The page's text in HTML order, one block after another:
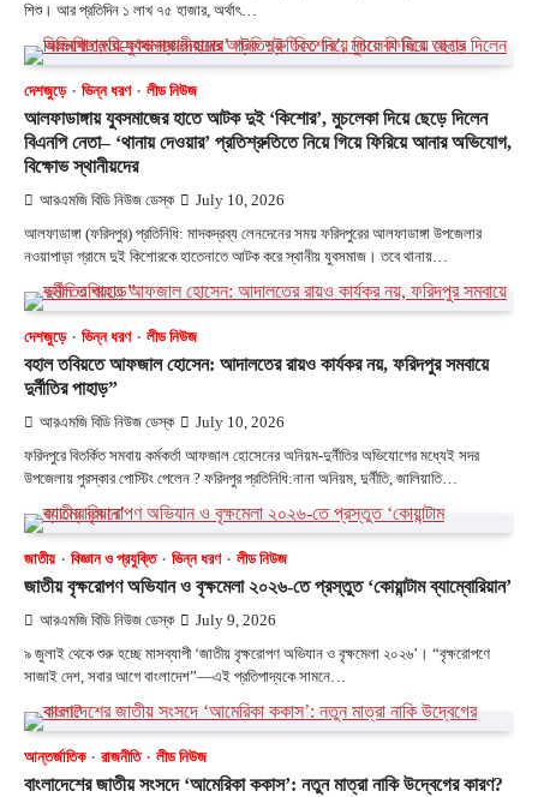
শিশু। আর প্রতিদিন ১ লাখ ৭৫ হাজার, অর্থাৎ…
দেশজুড়ে ভিন্ন ধরণ লীড নিউজ
আলফাডাঙ্গায় যুবসমাজের হাতে আটক দুই ‘কিশোর’, মুচলেকা দিয়ে ছেড়ে দিলেন
বিএনপি নেতা– ‘থানায় দেওয়ার’ প্রতিশ্রুতিতে নিয়ে গিয়ে ফিরিয়ে আনার অভিযোগ,
বিক্ষোভ স্থানীয়দের
আরএমজি বিডি নিউজ ডেস্ক July 10, 2026
আলফাডাঙ্গা (ফরিদপুর) প্রতিনিধি: মাদকদ্রব্য লেনদেনের সময় ফরিদপুরের আলফাডাঙ্গা উপজেলার
নওয়াপাড়া গ্রামে দুই কিশোরকে হাতেনাতে আটক করে স্থানীয় যুবসমাজ। তবে থানায়…
দেশজুড়ে ভিন্ন ধরণ লীড নিউজ
বহাল তবিয়তে আফজাল হোসেন: আদালতের রায়ও কার্যকর নয়, ফরিদপুর সমবায়ে
দুর্নীতির পাহাড়”
আরএমজি বিডি নিউজ ডেস্ক July 10, 2026
ফরিদপুরে বিতর্কিত সমবায় কর্মকর্তা আফজাল হোসেনের অনিয়ম-দুর্নীতির অভিযোগের মধ্যেই সদর
উপজেলায় পুরস্কার পোস্টিং পেলেন ? ফরিদপুর প্রতিনিধি:নানা অনিয়ম, দুর্নীতি, জালিয়াতি…
জাতীয় বিজ্ঞান ও প্রযুক্তি ভিন্ন ধরণ লীড নিউজ
জাতীয় বৃক্ষরোপণ অভিযান ও বৃক্ষমেলা ২০২৬-তে প্রস্তুত ‘কোয়ান্টাম ব্যাম্বোরিয়ান’
আরএমজি বিডি নিউজ ডেস্ক July 9, 2026
৯ জুলাই থেকে শুরু হচ্ছে মাসব্যাপী ‘জাতীয় বৃক্ষরোপণ অভিযান ও বৃক্ষমেলা ২০২৬’। “বৃক্ষরোপণে
সাজাই দেশ, সবার আগে বাংলাদেশ”—এই প্রতিপাদ্যকে সামনে…
আন্তর্জাতিক রাজনীতি লীড নিউজ
বাংলাদেশের জাতীয় সংসদে ‘আমেরিকা ককাস’: নতুন মাত্রা নাকি উদ্বেগের কারণ?